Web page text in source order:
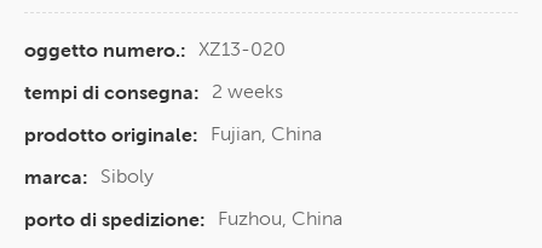
oggetto numero.: XZ13-020
tempi di consegna:
2 weeks
prodotto originale:
Fujian, China
marca:
Siboly
porto di spedizione:
Fuzhou, China